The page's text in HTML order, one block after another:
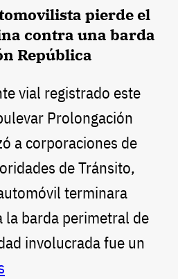
pierde el
contra una barda
República
vial registrado este
Prolongación
a corporaciones de
de Tránsito,
terminara
la barda perimetral de
involucrada fue un